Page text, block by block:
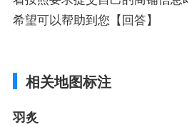
希望可以帮助到您【回答】
相关地图标注
羽炙